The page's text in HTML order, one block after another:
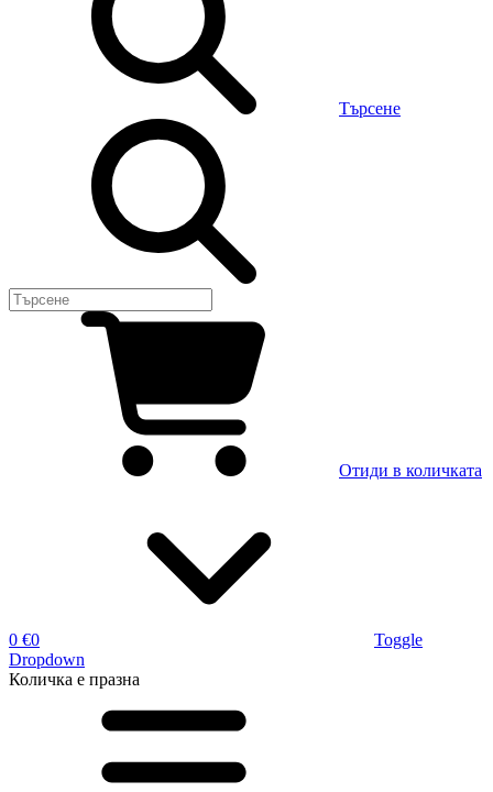
Търсене
Отиди в количката
0 €0
Toggle
Dropdown
Количка е празна